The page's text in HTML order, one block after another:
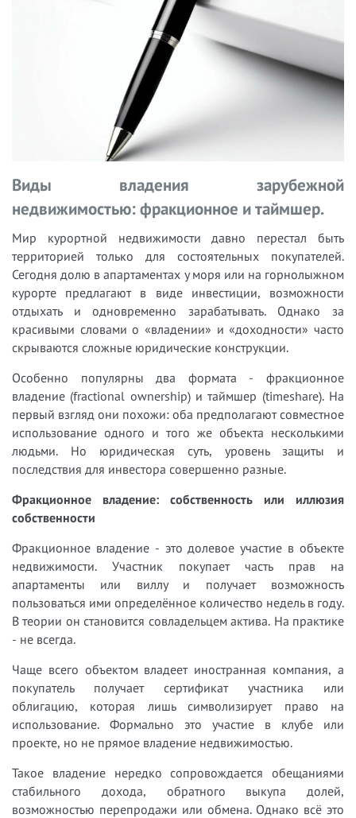
Виды владения зарубежной
недвижимостью: фракционное и таймшер.
Мир курортной недвижимости давно перестал быть
территорией только для состоятельных покупателей.
Сегодня долю в апартаментах у моря или на горнолыжном
курорте предлагают в виде инвестиции, возможности
отдыхать и одновременно зарабатывать. Однако за
красивыми словами о «владении» и «доходности» часто
скрываются сложные юридические конструкции.
Особенно популярны два формата - фракционное
владение (fractional ownership) и таймшер (timeshare). На
первый взгляд они похожи: оба предполагают совместное
использование одного и того же объекта несколькими
людьми. Но юридическая суть, уровень защиты и
последствия для инвестора совершенно разные.
Фракционное владение: собственность или иллюзия
собственности
Фракционное владение - это долевое участие в объекте
недвижимости. Участник покупает часть прав на
апартаменты или виллу и получает возможность
пользоваться ими определённое количество недель в году.
В теории он становится совладельцем актива. На практике
- не всегда.
Чаще всего объектом владеет иностранная компания, а
покупатель получает сертификат участника или
облигацию, которая лишь символизирует право на
использование. Формально это участие в клубе или
проекте, но не прямое владение недвижимостью.
Такое владение нередко сопровождается обещаниями
стабильного дохода, обратного выкупа долей,
возможностью перепродажи или обмена. Однако всё это